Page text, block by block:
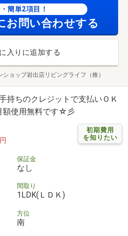
簡単2項目！
お問い合わせする
入りに追加する
ショップ岩出店リビングライフ（株）
持ちのクレジットで支払いＯＫ
使用無料です☆彡
初期費用
を知りたい
保証金
なし
間取り
1LDK(ＬＤＫ)
方位
南